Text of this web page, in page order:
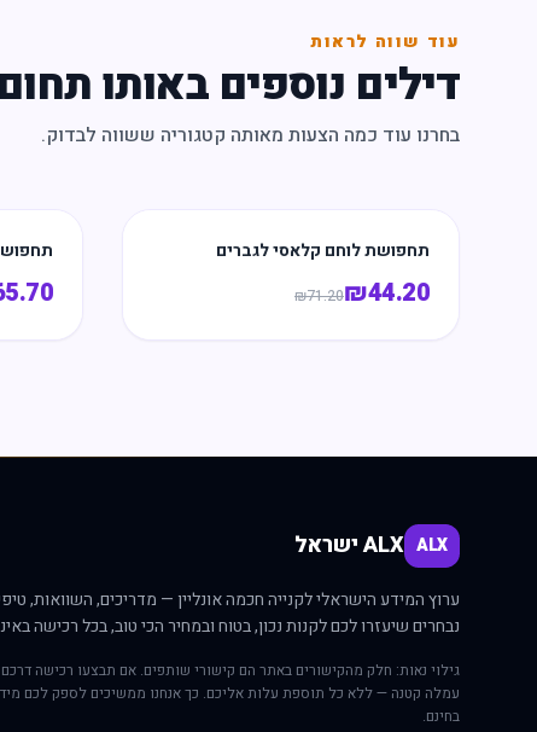
עוד שווה לראות
דילים נוספים באותו תחום
בחרנו עוד כמה הצעות מאותה קטגוריה ששווה לבדוק.
תחפושת לוחם קלאסי לגברים
₪44.20
₪71.20
ALX ALX ישראל
ערוץ המידע הישראלי לקנייה חכמה אונליין — מדריכים, השוואות,
נבחרים שיעזרו לכם לקנות נכון, בטוח ובמחיר הכי טוב, בכל רכישה
גילוי נאות: חלק מהקישורים באתר הם קישורי שותפים. אם תבצעו רכישה דרכם
עמלה קטנה — ללא כל תוספת עלות אליכם. כך אנחנו ממשיכים לספק לכם
בחינם.